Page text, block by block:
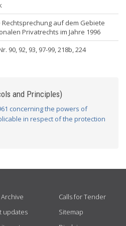
auf dem Gebiete
Privatrechts im Jahre 1996
90, 92, 93, 97-99, 218b, 224
and Principles)
concerning the powers of
in respect of the protection
updates
Calls for Tender
Sitemap